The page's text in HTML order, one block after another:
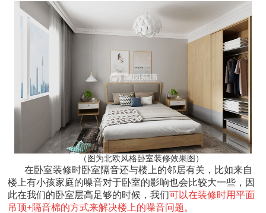
（图为北欧风格卧室装修效果图）
在卧室装修时卧室隔音还与楼上的邻居有关，比如来自
楼上有小孩家庭的噪音对于卧室的影响也会比较大一些，因
此在我们的卧室层高足够的时候，我们可以在装修时用平面
吊顶+隔音棉的方式来解决楼上的噪音问题。